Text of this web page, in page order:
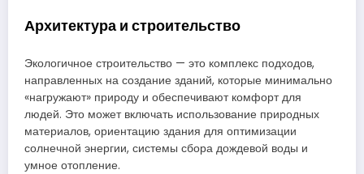
Архитектура и строительство
Экологичное строительство — это комплекс подходов,
направленных на создание зданий, которые минимально
«нагружают» природу и обеспечивают комфорт для
людей. Это может включать использование природных
материалов, ориентацию здания для оптимизации
солнечной энергии, системы сбора дождевой воды и
умное отопление.